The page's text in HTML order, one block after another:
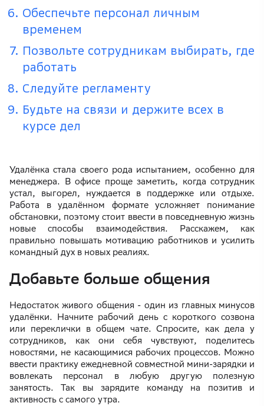
Обеспечьте персонал личным
временем
Позвольте сотрудникам выбирать, где
работать
Следуйте регламенту
Будьте на связи и держите всех в
курсе дел
Удалёнка стала своего рода испытанием, особенно для
менеджера. В офисе проще заметить, когда сотрудник
устал, выгорел, нуждается в поддержке или отдыхе.
Работа в удалённом формате усложняет понимание
обстановки, поэтому стоит ввести в повседневную жизнь
новые способы взаимодействия. Расскажем, как
правильно повышать мотивацию работников и усилить
командный дух в новых реалиях.
Добавьте больше общения
Недостаток живого общения - один из главных минусов
удалёнки. Начните рабочий день с короткого созвона
или переклички в общем чате. Спросите, как дела у
сотрудников, как они себя чувствуют, поделитесь
новостями, не касающимися рабочих процессов. Можно
ввести практику ежедневной совместной мини-зарядки и
вовлекать персонал в любую другую полезную
занятость. Так вы зарядите команду на позитив и
активность с самого утра.